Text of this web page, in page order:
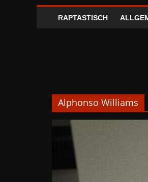
RAPTASTISCH
Alphonso Williams